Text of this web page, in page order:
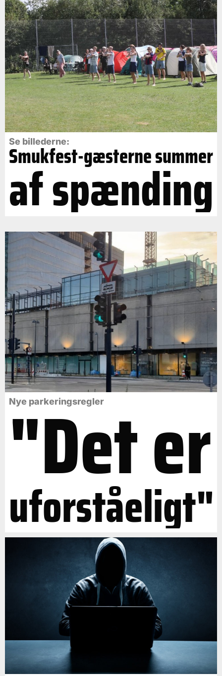
Se billederne:
Smukfest-gæsterne summer
af spænding
Nye parkeringsregler
"Det er
uforståeligt"